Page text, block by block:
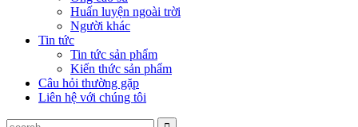
Huấn luyện ngoài trời
Người khác
Tin tức
Tin tức sản phẩm
Kiến thức sản phẩm
Câu hỏi thường gặp
Liên hệ với chúng tôi